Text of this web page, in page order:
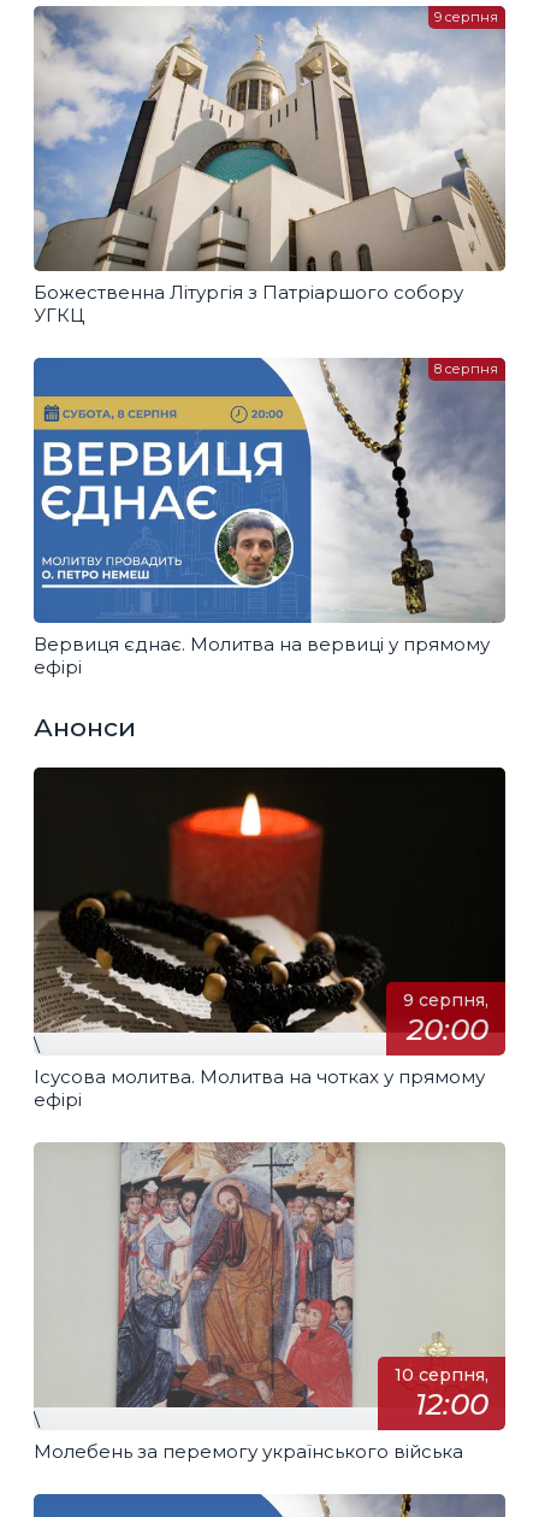
Божественна Літургія з Патріаршого собору
УГКЦ
9 серпня
Вервиця єднає. Молитва на вервиці у прямому
ефірі
8 серпня
Анонси
9 серпня,
20:00
\
Ісусова молитва. Молитва на чотках у прямому
ефірі
10 серпня,
12:00
\
Молебень за перемогу українського війська